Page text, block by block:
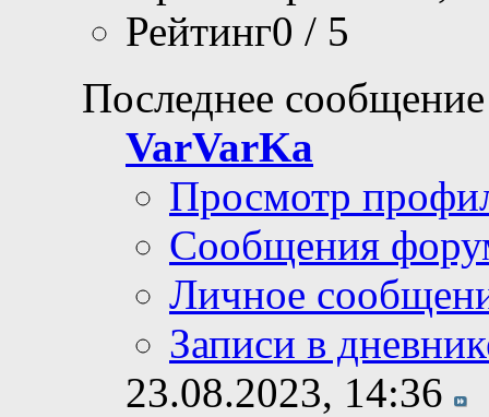
Рейтинг0 / 5
Последнее
VarVarKa
Просмотр
Сообщения
Личное
Записи в
23.08.2023, 14:36